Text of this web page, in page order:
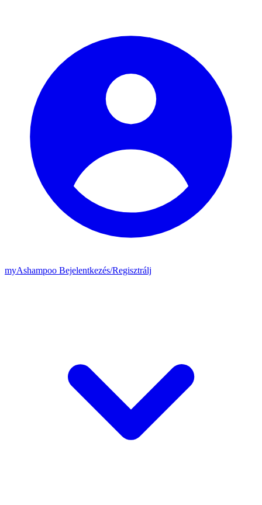
myAshampoo Bejelentkezés/Regisztrálj